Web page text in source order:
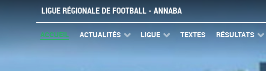
LIGUE RÉGIONALE DE FOOTBALL - ANNABA
ACCUEIL ACTUALITÉS LIGUE TEXTES RÉSULTATS